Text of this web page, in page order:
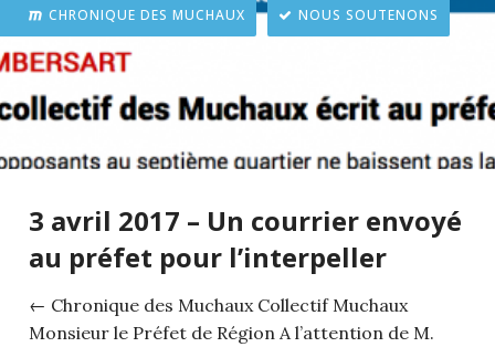
CHRONIQUE DES MUCHAUX NOUS SOUTENONS
3 avril 2017 – Un courrier envoyé
au préfet pour l’interpeller
← Chronique des Muchaux Collectif Muchaux
Monsieur le Préfet de Région A l’attention de M.